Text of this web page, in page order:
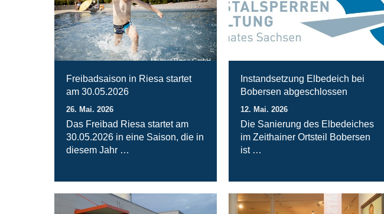
Magnet Riesa GmbH
Freibadsaison in Riesa startet
am 30.05.2026
26. Mai. 2026
Das Freibad Riesa startet am
30.05.2026 in eine Saison, die in
diesem Jahr …
Instandsetzung Elbedeich bei
Bobersen abgeschlossen
12. Mai. 2026
Die Sanierung des Elbedeiches
im Zeithainer Ortsteil Bobersen
ist …